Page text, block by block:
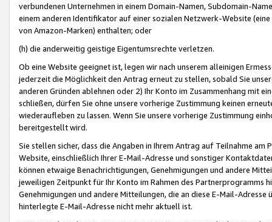
verbundenen Unternehmen in einem Domain-Namen, Subdomain-
einem anderen Identifikator auf einer sozialen Netzwerk-Website
von Amazon-Marken) enthalten; oder
(h) die anderweitig geistige Eigentumsrechte verletzen.
Ob eine Website geeignet ist, legen wir nach unserem alleinigen
jederzeit die Möglichkeit den Antrag erneut zu stellen, sobald Sie
anderen Gründen ablehnen oder 2) Ihr Konto im Zusammenhang mit
schließen, dürfen Sie ohne unsere vorherige Zustimmung keinen
wiederaufleben zu lassen. Wenn Sie unsere vorherige Zustimmung
bereitgestellt wird.
Sie stellen sicher, dass die Angaben in Ihrem Antrag auf Teilnahme
Website, einschließlich Ihrer E-Mail-Adresse und sonstiger
können etwaige Benachrichtigungen, Genehmigungen und andere
jeweiligen Zeitpunkt für Ihr Konto im Rahmen des Partnerprogramms
Genehmigungen und andere Mitteilungen, die an diese E-Mail-
hinterlegte E-Mail-Adresse nicht mehr aktuell ist.